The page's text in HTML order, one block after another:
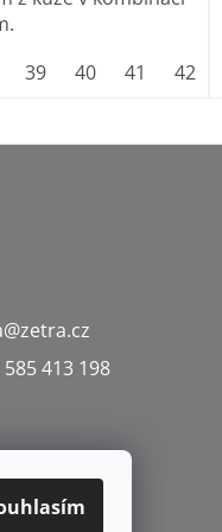
1/2(44) vel.10 (45)
39 40 41 42
@zetra.cz
413 198